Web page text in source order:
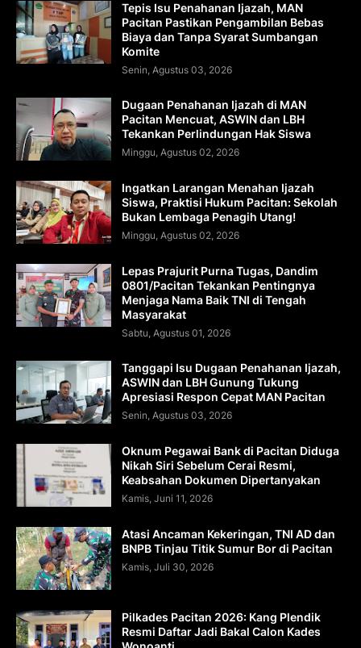
Tepis Isu Penahanan Ijazah, MAN
Pacitan Pastikan Pengambilan Bebas
Biaya dan Tanpa Syarat Sumbangan
Komite
Senin, Agustus 03, 2026
Dugaan Penahanan Ijazah di MAN
Pacitan Mencuat, ASWIN dan LBH
Tekankan Perlindungan Hak Siswa
Minggu, Agustus 02, 2026
Ingatkan Larangan Menahan Ijazah
Siswa, Praktisi Hukum Pacitan: Sekolah
Bukan Lembaga Penagih Utang!
Minggu, Agustus 02, 2026
Lepas Prajurit Purna Tugas, Dandim
0801/Pacitan Tekankan Pentingnya
Menjaga Nama Baik TNI di Tengah
Masyarakat
Sabtu, Agustus 01, 2026
Tanggapi Isu Dugaan Penahanan Ijazah,
ASWIN dan LBH Gunung Tukung
Apresiasi Respon Cepat MAN Pacitan
Senin, Agustus 03, 2026
Oknum Pegawai Bank di Pacitan Diduga
Nikah Siri Sebelum Cerai Resmi,
Keabsahan Dokumen Dipertanyakan
Kamis, Juni 11, 2026
Atasi Ancaman Kekeringan, TNI AD dan
BNPB Tinjau Titik Sumur Bor di Pacitan
Kamis, Juli 30, 2026
Pilkades Pacitan 2026: Kang Plendik
Resmi Daftar Jadi Bakal Calon Kades